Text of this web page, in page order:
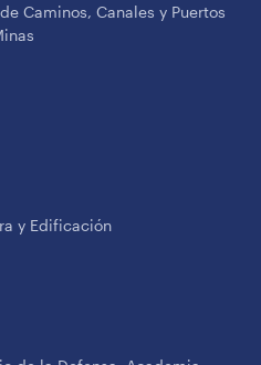
Caminos, Canales y Puertos
y Edificación